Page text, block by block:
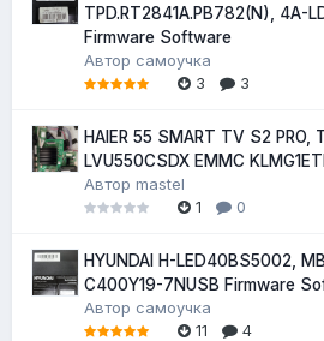
TPD.RT2841A.PB782(N), 4A-
Firmware Software
Автор самоучка
3
3
HAIER 55 SMART TV S2 PRO,
LVU550CSDX EMMC
Автор mastel
1
0
HYUNDAI H-LED40BS5002,
C400Y19-7NUSB Firmware
Автор самоучка
11
4